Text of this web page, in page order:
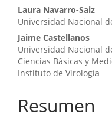
Laura Navarro-Saiz
Universidad Nacional
Jaime Castellanos
Universidad Nacional
Ciencias Básicas y
Instituto de Virología
Resumen